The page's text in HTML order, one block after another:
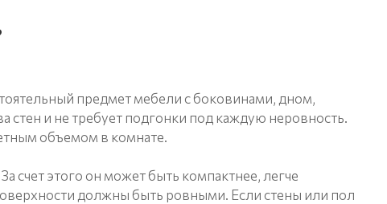
предмет мебели с боковинами, дном,
стен и не требует подгонки под каждую неровность.
объемом в комнате.
счет этого он может быть компактнее, легче
должны быть ровными. Если стены или пол